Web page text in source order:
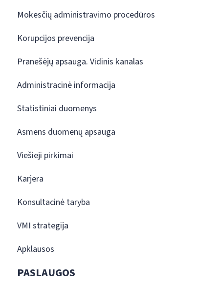
Mokesčių administravimo procedūros
Korupcijos prevencija
Pranešėjų apsauga. Vidinis kanalas
Administracinė informacija
Statistiniai duomenys
Asmens duomenų apsauga
Viešieji pirkimai
Karjera
Konsultacinė taryba
VMI strategija
Apklausos
PASLAUGOS